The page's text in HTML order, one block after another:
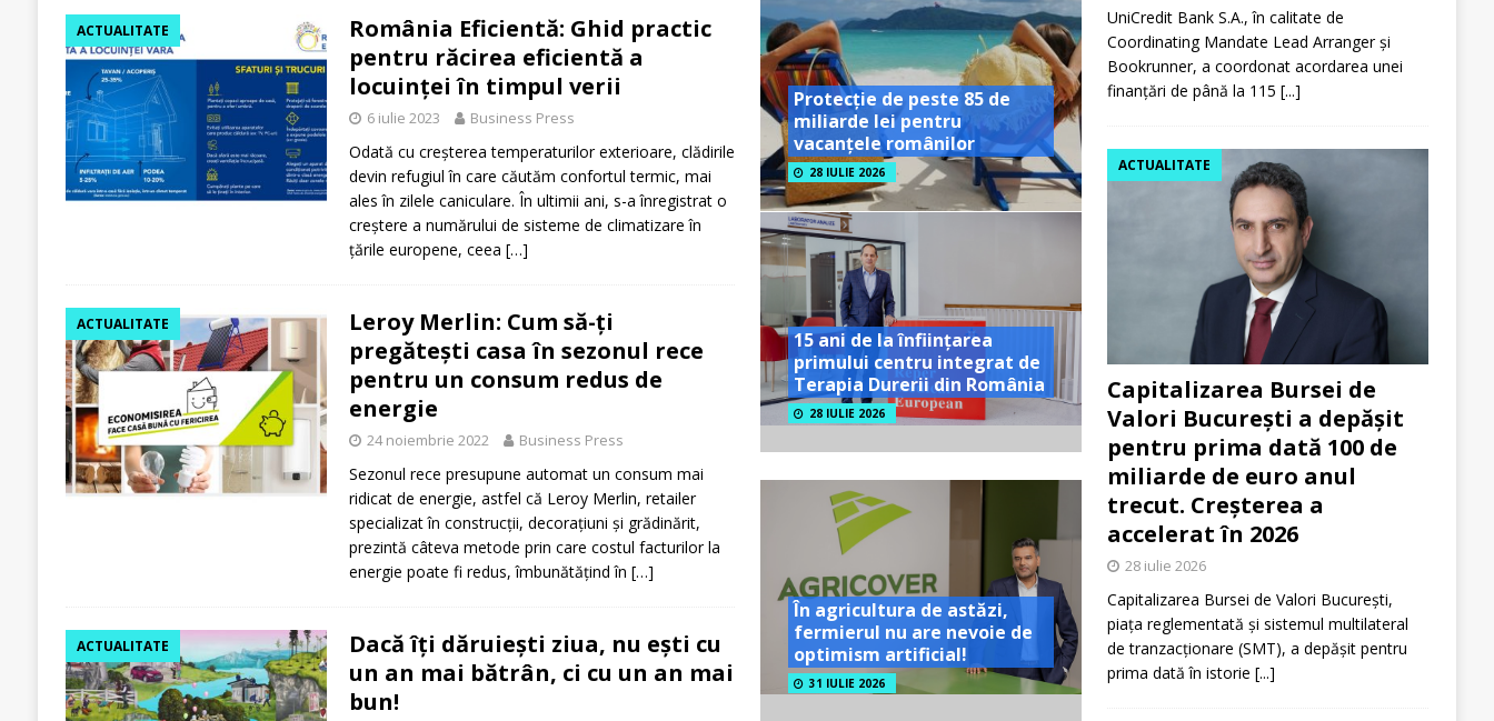
ACTUALITATE
România Eficientă: Ghid practic
pentru răcirea eficientă a
locuinței în timpul verii
6 iulie 2023 Business Press
Odată cu creșterea temperaturilor exterioare, clădirile
devin refugiul în care căutăm confortul termic, mai
ales în zilele caniculare. În ultimii ani, s-a înregistrat o
creștere a numărului de sisteme de climatizare în
țările europene, ceea […]
ACTUALITATE
Leroy Merlin: Cum să-ți
pregătești casa în sezonul rece
pentru un consum redus de
energie
24 noiembrie 2022 Business Press
Sezonul rece presupune automat un consum mai
ridicat de energie, astfel că Leroy Merlin, retailer
specializat în construcții, decorațiuni și grădinărit,
prezintă câteva metode prin care costul facturilor la
energie poate fi redus, îmbunătățind în […]
ACTUALITATE
Dacă îți dăruiești ziua, nu ești cu
un an mai bătrân, ci cu un an mai
bun!
Protecție de peste 85 de
miliarde lei pentru
vacanțele românilor
28 IULIE 2026
15 ani de la înființarea
primului centru integrat de
Terapia Durerii din România
28 IULIE 2026
În agricultura de astăzi,
fermierul nu are nevoie de
optimism artificial!
31 IULIE 2026
UniCredit Bank S.A., în calitate de
Coordinating Mandate Lead Arranger și
Bookrunner, a coordonat acordarea unei
finanțări de până la 115 [...]
Capitalizarea Bursei de
Valori București a depășit
pentru prima dată 100 de
miliarde de euro anul
trecut. Creșterea a
accelerat în 2026
ACTUALITATE
28 iulie 2026
Capitalizarea Bursei de Valori București,
piața reglementată și sistemul multilateral
de tranzacționare (SMT), a depășit pentru
prima dată în istorie [...]